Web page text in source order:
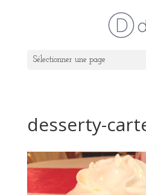
Sélectionner une page
desserty-